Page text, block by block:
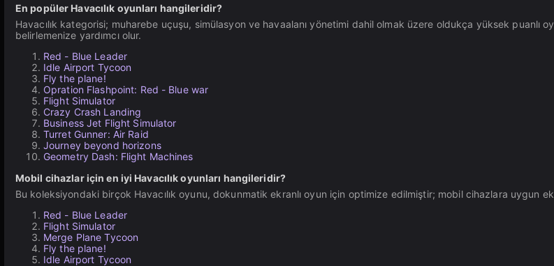
En popüler Havacılık oyunları hangileridir?
Havacılık kategorisi; muharebe uçuşu, simülasyon ve havaalanı yönetimi dahil olmak üzere oldukça yüksek puanlı
belirlemenize yardımcı olur.
Red - Blue Leader
Idle Airport Tycoon
Fly the plane!
Opration Flashpoint: Red - Blue war
Flight Simulator
Crazy Crash Landing
Business Jet Flight Simulator
Turret Gunner: Air Raid
Journey beyond horizons
Geometry Dash: Flight Machines
Mobil cihazlar için en iyi Havacılık oyunları hangileridir?
Bu koleksiyondaki birçok Havacılık oyunu, dokunmatik ekranlı oyun için optimize edilmiştir; mobil cihazlara uygun
Red - Blue Leader
Flight Simulator
Merge Plane Tycoon
Fly the plane!
Idle Airport Tycoon